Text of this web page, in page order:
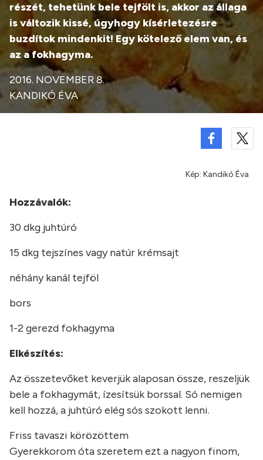
részét, tehetünk bele tejfölt is, akkor az állaga
is változik kissé, úgyhogy kísérletezésre
buzdítok mindenkit! Egy kötelező elem van, és
az a fokhagyma.
2016. NOVEMBER 8.
KANDIKÓ ÉVA
Kép: Kandikó Éva
Hozzávalók:
30 dkg juhtúró
15 dkg tejszínes vagy natúr krémsajt
néhány kanál tejföl
bors
1-2 gerezd fokhagyma
Elkészítés:
Az összetevőket keverjük alaposan össze, reszeljük
bele a fokhagymát, ízesítsük borssal. Só nemigen
kell hozzá, a juhtúró elég sós szokott lenni.
Friss tavaszi körözöttem
Gyerekkorom óta szeretem ezt a nagyon finom,